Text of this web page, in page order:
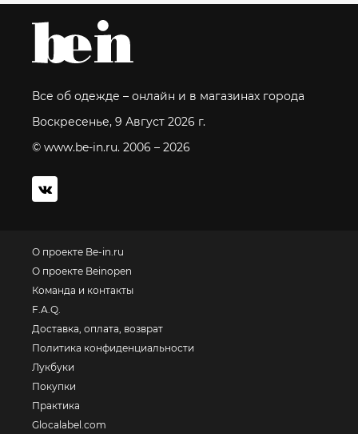
Все об одежде – онлайн и в магазинах города
Воскресенье, 9 Август 2026 г.
© www.be-in.ru. 2006 – 2026
О проекте Be-in.ru
О проекте Beinopen
Команда и контакты
F.A.Q.
Доставка, оплата, возврат
Политика конфиденциальности
Лукбуки
Покупки
Практика
Glocalabel.com